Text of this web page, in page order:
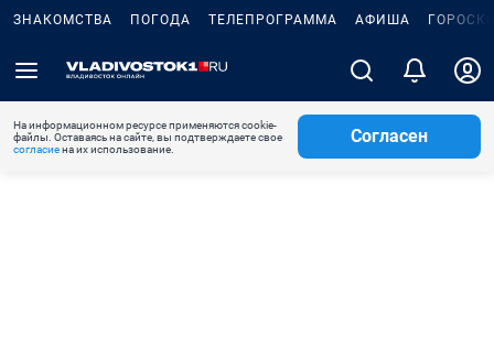
ЗНАКОМСТВА ПОГОДА ТЕЛЕПРОГРАММА АФИША
На информационном ресурсе применяются cookie-
файлы. Оставаясь на сайте, вы подтверждаете свое
согласиена их использование.
Согласен